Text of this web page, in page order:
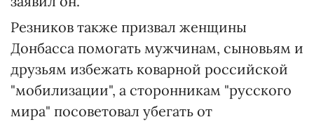
Резников также призвал женщины
Донбасса помогать мужчинам, сыновьям и
друзьям избежать коварной российской
"мобилизации", а сторонникам "русского
мира" посоветовал убегать от